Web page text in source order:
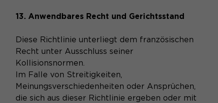
13. Anwendbares Recht und Gerichtsstand
Diese Richtlinie unterliegt dem französischen
Recht unter Ausschluss seiner
Kollisionsnormen.
Im Falle von Streitigkeiten,
Meinungsverschiedenheiten oder Ansprüchen,
die sich aus dieser Richtlinie ergeben oder mit